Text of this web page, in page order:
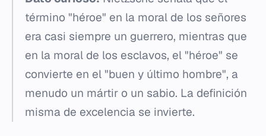
término "héroe" en la moral de los señores
era casi siempre un guerrero, mientras que
en la moral de los esclavos, el "héroe" se
convierte en el "buen y último hombre", a
menudo un mártir o un sabio. La definición
misma de excelencia se invierte.